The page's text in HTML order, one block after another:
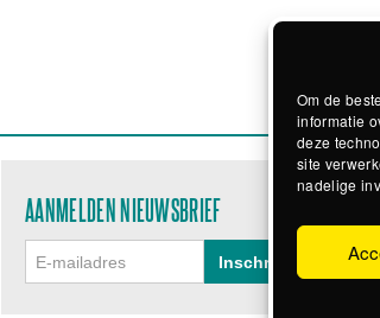
Om de
informatie
deze
site
nadelige
AANMELDEN NIEUWSBRIEF